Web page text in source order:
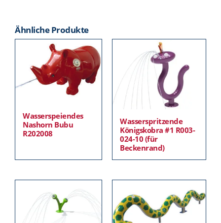
Ähnliche Produkte
Wasserspeiendes
Nashorn Bubu
R202008
Wasserspritzende
Königskobra #1 R003-
024-10 (für
Beckenrand)